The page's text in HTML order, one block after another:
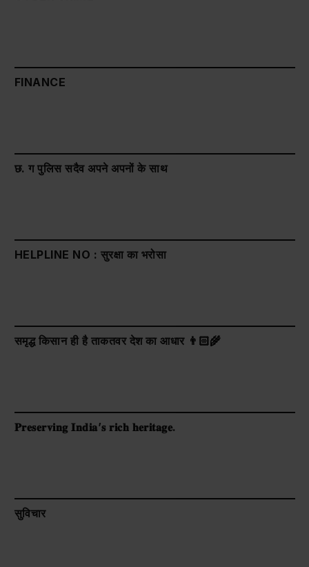
FINANCE
छ. ग पुलिस सदैव अपने अपनों के साथ
HELPLINE NO : सुरक्षा का भरोसा
समृद्ध किसान ही है ताकतवर देश का आधार 👨🏻‍🌾
𝐏𝐫𝐞𝐬𝐞𝐫𝐯𝐢𝐧𝐠 𝐈𝐧𝐝𝐢𝐚’𝐬 𝐫𝐢𝐜𝐡 𝐡𝐞𝐫𝐢𝐭𝐚𝐠𝐞.
सुविचार